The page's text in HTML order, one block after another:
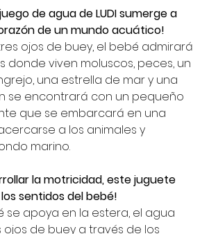
de agua de LUDI sumerge a
de un mundo acuático!
ojos de buey, el bebé admirará
donde viven moluscos, peces, un
una estrella de mar y una
se encontrará con un pequeño
que se embarcará en una
a los animales y
marino.
la motricidad, este juguete
sentidos del bebé!
se apoya en la estera, el agua
de buey a través de los